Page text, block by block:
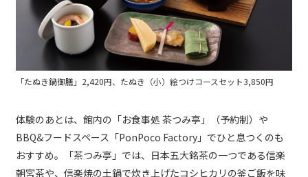
「たぬき鍋御膳」2,420円、たぬき（小）絵つけコースセット3,850円
体験のあとは、館内の「お食事処 茶つみ亭」（予約制）や
BBQ&フードスペース「PonPoco Factory」でひと息つくのも
おすすめ。「茶つみ亭」では、日本五大銘茶の一つである信楽
朝宮茶や、信楽焼の土鍋で炊き上げたコシヒカリの釜ご飯を味